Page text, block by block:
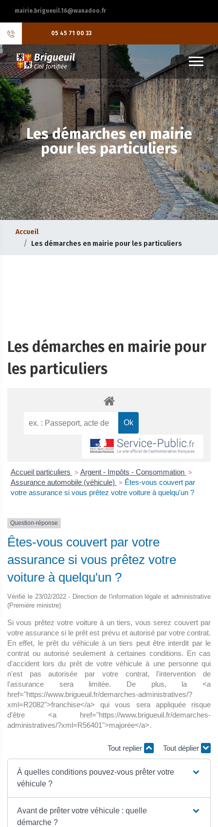
mairie.brigueuil.16@wanadoo.fr
05 45 71 00 33
Les démarches en mairie
pour les particuliers
Accueil
Les démarches en mairie pour les particuliers
Les démarches en mairie pour
les particuliers
Accueil particuliers > Argent - Impôts - Consommation >
Assurance automobile (véhicule) > Êtes-vous couvert par
votre assurance si vous prêtez votre voiture à quelqu'un ?
Question-réponse
Êtes-vous couvert par votre
assurance si vous prêtez votre
voiture à quelqu'un ?
Vérifié le 23/02/2022 - Direction de l'information légale et administrative
(Première ministre)
Si vous prêtez votre voiture à un tiers, vous serez couvert par
votre assurance si le prêt est prévu et autorisé par votre contrat.
En effet, le prêt du véhicule à un tiers peut être interdit par le
contrat ou autorisé seulement à certaines conditions. En cas
d'accident lors du prêt de votre véhicule à une personne qui
n'est pas autorisée par votre contrat, l'intervention de
l'assurance sera limitée. De plus, la <a
href="https://www.brigueuil.fr/demarches-administratives/?
xml=R2082">franchise</a> qui vous sera appliquée risque
d'être <a href="https://www.brigueuil.fr/demarches-
administratives/?xml=R56401">majorée</a>.
Tout replier Tout déplier
À quelles conditions pouvez-vous prêter votre
véhicule ?
Avant de prêter votre véhicule : quelle
démarche ?